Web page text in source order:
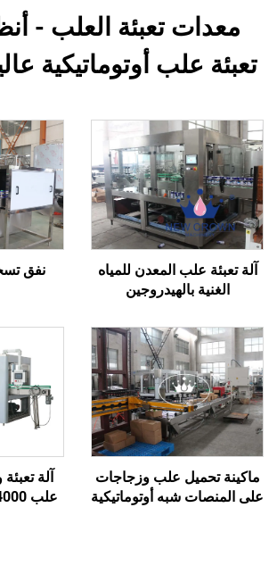
معدات تعبئة العلب -
تعبئة علب أوتوماتيكية
آلة تعبئة علب المعدن للمياه
الغنية بالهيدروجين
نفق
ماكينة تحميل علب وزجاجات
على المنصات شبه أوتوماتيكية
آلة
علب 4000 علبة في الساعة